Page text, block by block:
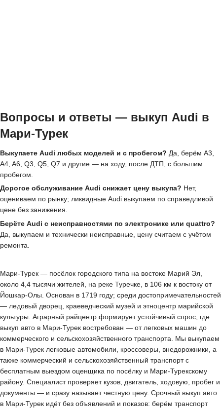
Вопросы и ответы — выкуп Audi в
Мари-Турек
Выкупаете Audi любых моделей и с пробегом? Да, берём A3,
A4, A6, Q3, Q5, Q7 и другие — на ходу, после ДТП, с большим
пробегом.
Дорогое обслуживание Audi снижает цену выкупа? Нет,
оцениваем по рынку; ликвидные Audi выкупаем по справедливой
цене без занижения.
Берёте Audi с неисправностями по электронике или quattro?
Да, выкупаем и технически неисправные, цену считаем с учётом
ремонта.
Мари-Турек — посёлок городского типа на востоке Марий Эл,
около 4,4 тысячи жителей, на реке Туречке, в 106 км к востоку от
Йошкар-Олы. Основан в 1719 году; среди достопримечательностей
— ледовый дворец, краеведческий музей и этноцентр марийской
культуры. Аграрный райцентр формирует устойчивый спрос, где
выкуп авто в Мари-Турек востребован — от легковых машин до
коммерческого и сельскохозяйственного транспорта. Мы выкупаем
в Мари-Турек легковые автомобили, кроссоверы, внедорожники, а
также коммерческий и сельскохозяйственный транспорт с
бесплатным выездом оценщика по посёлку и Мари-Турекскому
району. Специалист проверяет кузов, двигатель, ходовую, пробег и
документы — и сразу называет честную цену. Срочный выкуп авто
в Мари-Турек идёт без объявлений и показов: берём транспорт